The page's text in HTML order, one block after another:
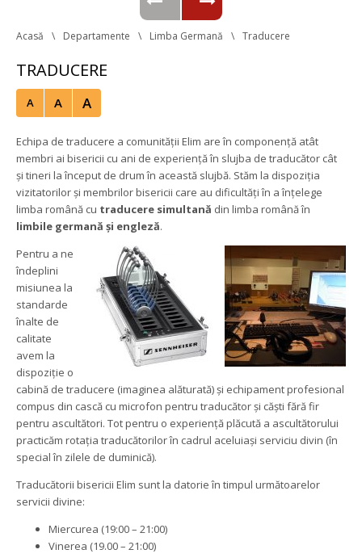
Acasă Departamente Limba Germană Traducere
TRADUCERE
A A A
Echipa de traducere a comunității Elim are în componență atât
membri ai bisericii cu ani de experiență în slujba de traducător cât
și tineri la început de drum în această slujbă. Stăm la dispoziția
vizitatorilor și membrilor bisericii care au dificultăți în a înțelege
limba română cu traducere simultană din limba română în
limbile germană și engleză.
Pentru a ne
îndeplini
misiunea la
tandarde
înalte de
calitate
avem la
dispoziție o
cabină de traducere (imaginea alăturată) și echipament profesional
compus din cască cu microfon pentru traducător și căști fără fir
pentru ascultători. Tot pentru o experiență plăcută a ascultătorului
practicăm rotația traducătorilor în cadrul aceluiași serviciu divin (în
pecial în zilele de duminică).
Traducătorii bisericii Elim sunt la datorie în timpul următoarelor
ervicii divine:
Miercurea (19:00 – 21:00)
Vinerea (19.00 – 21:00)